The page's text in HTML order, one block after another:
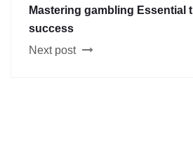
Mastering gambling Essential
success
Next post